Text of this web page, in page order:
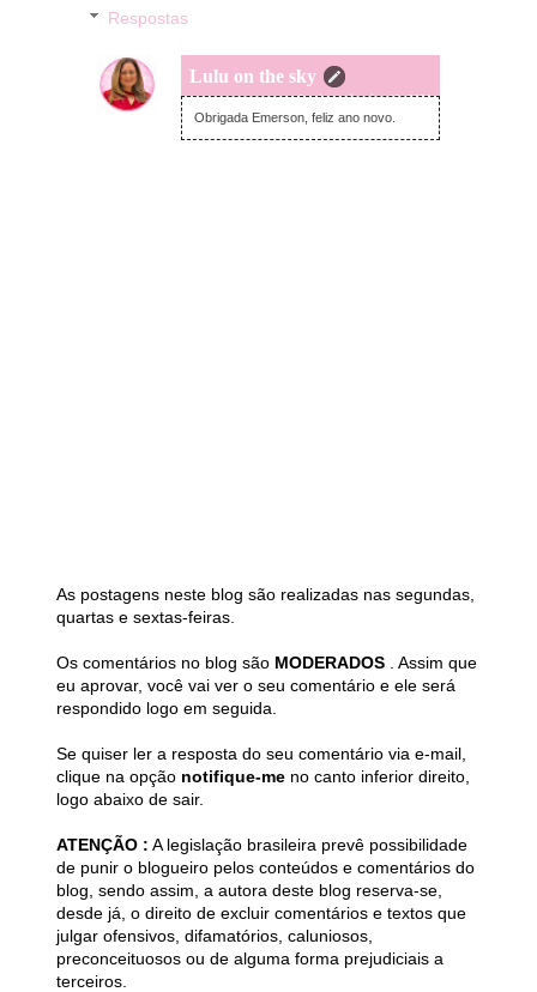
Respostas
Lulu on the sky
domingo, janeiro 10, 2021
Obrigada Emerson, feliz ano novo.
As postagens neste blog são realizadas nas segundas,
quartas e sextas-feiras.
Os comentários no blog são MODERADOS
. Assim que
eu aprovar, você vai ver o seu comentário e ele será
respondido logo em seguida.
Se quiser ler a resposta do seu comentário via e-mail,
clique na opção notifique-me no canto inferior direito,
logo abaixo de sair.
ATENÇÃO : A legislação brasileira prevê possibilidade
de punir o blogueiro pelos conteúdos e comentários do
blog, sendo assim, a autora deste blog reserva-se,
desde já, o direito de excluir comentários e textos que
julgar ofensivos, difamatórios, caluniosos,
preconceituosos ou de alguma forma prejudiciais a
terceiros.